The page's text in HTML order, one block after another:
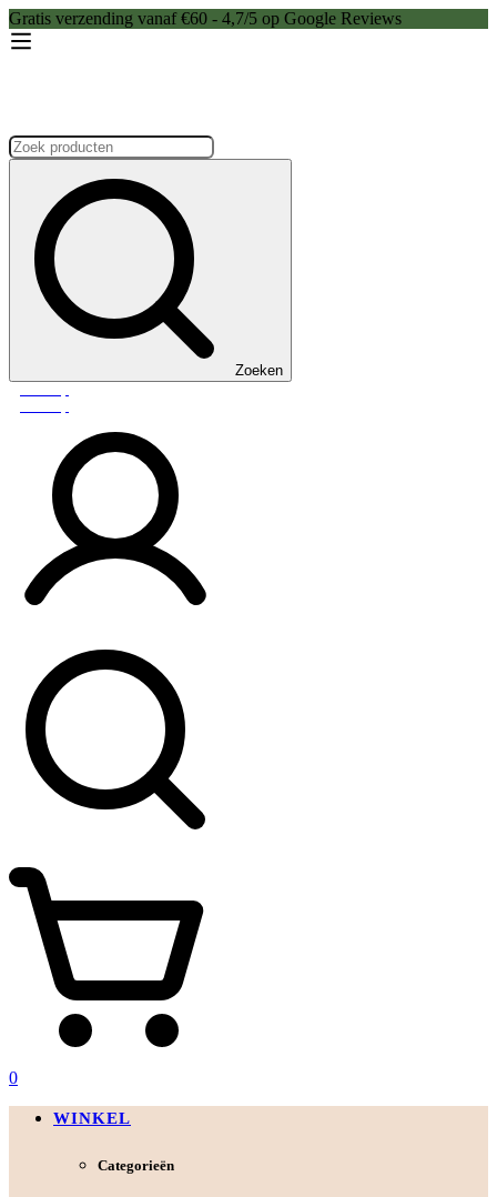
Gratis verzending vanaf €60 - 4,7/5 op Google Reviews
Zoeken:
Zoeken
0
WINKEL
Categorieën